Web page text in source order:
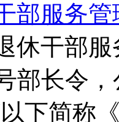
部服务
休干部
部长令
下简称